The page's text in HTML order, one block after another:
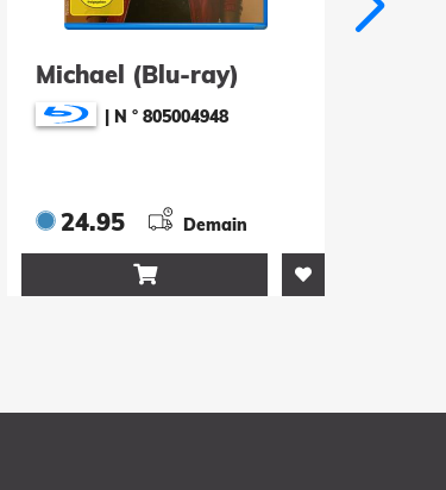
Michael (Blu-ray)
| N ° 805004948
24.95 Demain
